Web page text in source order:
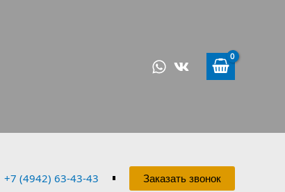
+7 (4942) 63-43-43 Заказать звонок